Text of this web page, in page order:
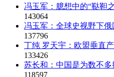
冯玉军：臆想中的“鞑靼
143064
冯玉军：全球史视野下
137796
丁纯 罗天宇：欧盟垂直
133426
苏长和：中国是为数不
118597